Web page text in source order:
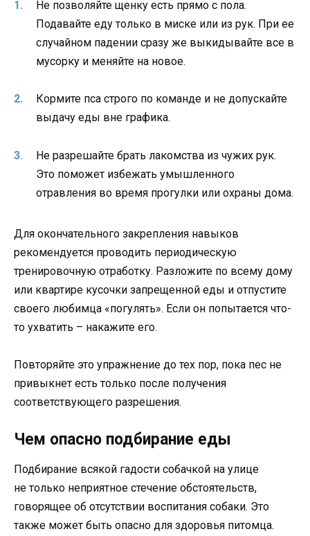
Не позволяйте щенку есть прямо с пола.
Подавайте еду только в миске или из рук. При ее
случайном падении сразу же выкидывайте все в
мусорку и меняйте на новое.
Кормите пса строго по команде и не допускайте
выдачу еды вне графика.
Не разрешайте брать лакомства из чужих рук.
Это поможет избежать умышленного
отравления во время прогулки или охраны дома.
Для окончательного закрепления навыков
рекомендуется проводить периодическую
тренировочную отработку. Разложите по всему дому
или квартире кусочки запрещенной еды и отпустите
своего любимца «погулять». Если он попытается что-
то ухватить – накажите его.
Повторяйте это упражнение до тех пор, пока пес не
привыкнет есть только после получения
соответствующего разрешения.
Чем опасно подбирание еды
Подбирание всякой гадости собачкой на улице
не только неприятное стечение обстоятельств,
говорящее об отсутствии воспитания собаки. Это
также может быть опасно для здоровья питомца.